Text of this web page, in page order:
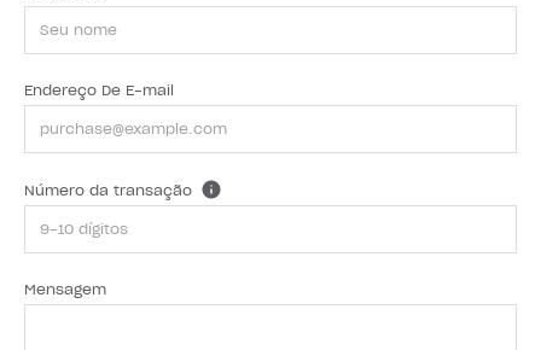
Endereço De E-mail
Número da transação
Mensagem